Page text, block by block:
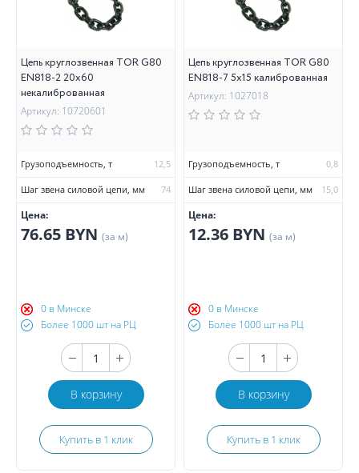
Цепь круглозвенная TOR G80
EN818-2 20х60
некалиброванная
Артикул: 10720601
Грузоподъемность, т 12,5
Шаг звена силовой цепи, мм 74
Цена:
76.65 BYN (за м)
0 в Минске
Более 1000 шт на РЦ
В корзину
Купить в 1 клик
Цепь круглозвенная TOR G80
EN818-7 5х15 калиброванная
Артикул: 1027018
Грузоподъемность, т 0,8
Шаг звена силовой цепи, мм 15,0
Цена:
12.36 BYN (за м)
0 в Минске
Более 1000 шт на РЦ
В корзину
Купить в 1 клик